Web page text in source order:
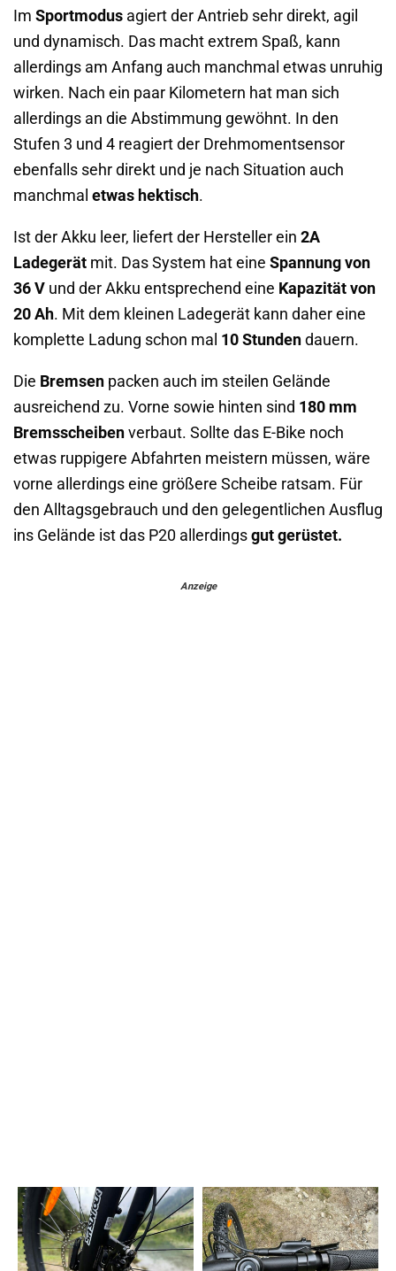
Im Sportmodus agiert der Antrieb sehr direkt, agil
und dynamisch. Das macht extrem Spaß, kann
allerdings am Anfang auch manchmal etwas unruhig
wirken. Nach ein paar Kilometern hat man sich
allerdings an die Abstimmung gewöhnt. In den
Stufen 3 und 4 reagiert der Drehmomentsensor
ebenfalls sehr direkt und je nach Situation auch
manchmal etwas hektisch.
Ist der Akku leer, liefert der Hersteller ein 2A
Ladegerät mit. Das System hat eine Spannung von
36 V und der Akku entsprechend eine Kapazität von
20 Ah. Mit dem kleinen Ladegerät kann daher eine
komplette Ladung schon mal 10 Stunden dauern.
Die Bremsen packen auch im steilen Gelände
ausreichend zu. Vorne sowie hinten sind 180 mm
Bremsscheiben verbaut. Sollte das E-Bike noch
etwas ruppigere Abfahrten meistern müssen, wäre
vorne allerdings eine größere Scheibe ratsam. Für
den Alltagsgebrauch und den gelegentlichen Ausflug
ins Gelände ist das P20 allerdings gut gerüstet.
Anzeige